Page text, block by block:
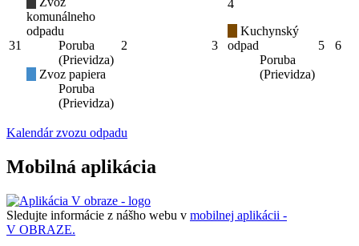
31
komunálneho
odpadu
Poruba
(Prievidza)
Zvoz papiera
Poruba
(Prievidza)
2 3
4
Kuchynský
odpad
Poruba
(Prievidza)
5 6
Kalendár zvozu odpadu
Mobilná aplikácia
Sledujte informácie z nášho webu v mobilnej aplikácii -
V OBRAZE.